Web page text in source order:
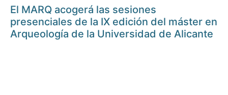
El MARQ acogerá las sesiones
presenciales de la IX edición del máster en
Arqueología de la Universidad de Alicante